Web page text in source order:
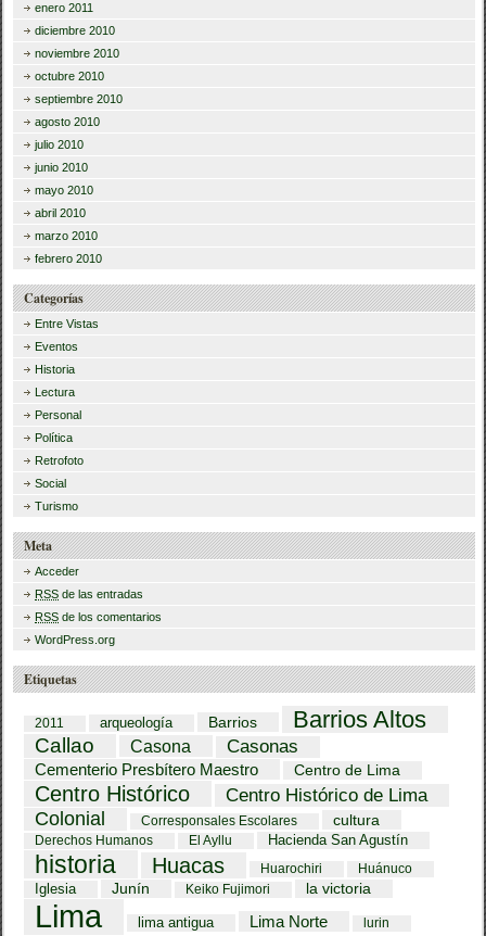
enero 2011
diciembre 2010
noviembre 2010
octubre 2010
septiembre 2010
agosto 2010
julio 2010
junio 2010
mayo 2010
abril 2010
marzo 2010
febrero 2010
Categorías
Entre Vistas
Eventos
Historia
Lectura
Personal
Política
Retrofoto
Social
Turismo
Meta
Acceder
RSS de las entradas
RSS de los comentarios
WordPress.org
Etiquetas
2011 arqueología Barrios Barrios Altos
Callao Casona Casonas
Cementerio Presbítero Maestro Centro de Lima
Centro Histórico
Centro Histórico de Lima
Colonial
Corresponsales Escolares cultura
Derechos Humanos El Ayllu Hacienda San Agustín
historia Huacas Huarochiri Huánuco
Iglesia Junín Keiko Fujimori la victoria
Lima lima antigua Lima Norte lurin